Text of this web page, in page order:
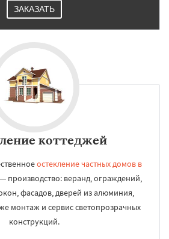
ЗАКАЗАТЬ
коттеджей
остекление частных домов в
производство: веранд, ограждений,
фасадов, дверей из алюминия,
монтаж и сервис светопрозрачных
конструкций.